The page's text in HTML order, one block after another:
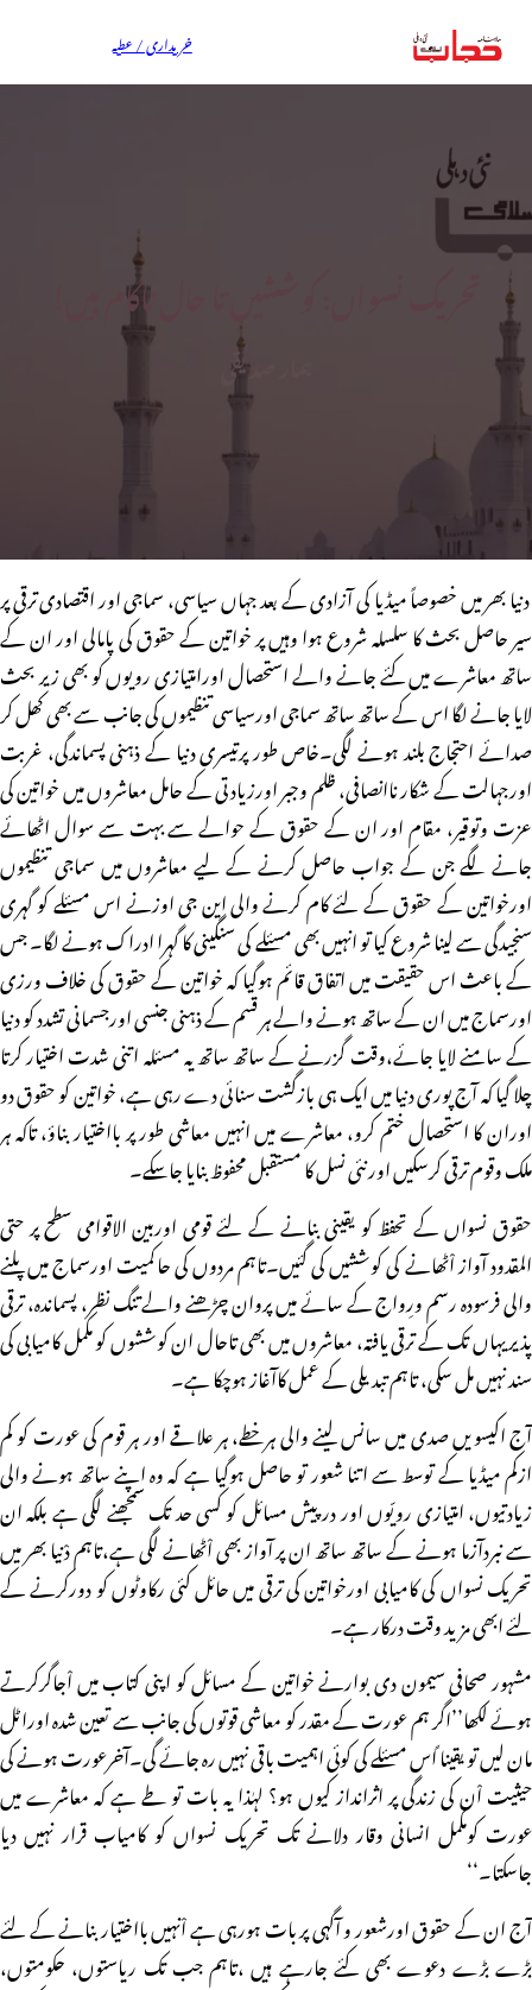
خریداری / عطیہ
تحریک نسواں: کوششیں تا حال ناکام ہیں!
ہمار صدیقی
دنیا بھر میں خصوصاً میڈیا کی آزادی کے بعد جہاں سیاسی، سماجی اور اقتصادی ترقی پر
سیر حاصل بحث کا سلسلہ شروع ہوا وہیں پر خواتین کے حقوق کی پامالی اور ان کے
ساتھ معاشرے میں کئے جانے والے استحصال اورامتیازی رویوں کو بھی زیر بحث
لایا جانے لگا اس کے ساتھ ساتھ سماجی اورسیاسی تنظیموں کی جانب سے بھی کھل کر
صدائے احتجاج بلند ہونے لگی۔خاص طور پرتیسری دنیا کے ذہنی پسماندگی، غربت
اورجہالت کے شکار ناانصافی، ظلم وجبر اورزیادتی کے حامل معاشروں میں خواتین کی
عزت وتوقیر، مقام اور ان کے حقوق کے حوالے سے بہت سے سوال اٹھائے
جانے لگے جن کے جواب حاصل کرنے کے لیے معاشروں میں سماجی تنظیموں
اورخواتین کے حقوق کے لئے کام کرنے والی این جی اوزنے اس مسئلے کو گہری
سنجیدگی سے لینا شروع کیا تو انہیں بھی مسئلے کی سنگینی کا گہرا ادراک ہونے لگا۔ جس
کے باعث اس حقیقت میں اتفاق قائم ہوگیا کہ خواتین کے حقوق کی خلاف ورزی
اورسماج میں ان کے ساتھ ہونے والے ہر قسم کے ذہنی جنسی اورجسمانی تشدد کو دنیا
کے سامنے لایا جائے،وقت گزرنے کے ساتھ ساتھ یہ مسئلہ اتنی شدت اختیار کرتا
چلا گیا کہ آج پوری دنیا میں ایک ہی بازگشت سنائی دے رہی ہے، خواتین کو حقوق دو
اوران کا استحصال ختم کرو، معاشرے میں انہیں معاشی طور پر بااختیار بناؤ، تاکہ ہر
ملک وقوم ترقی کرسکیں اورنئی نسل کا مستقبل محفوظ بنایا جاسکے۔
حقوق نسواں کے تحفظ کو یقینی بنانے کے لئے قومی اوربین الاقوامی سطح پر حتی
المقدود آواز اْٹھانے کی کوششیں کی گئیں۔تاہم مردوں کی حاکمیت اورسماج میں پلنے
والی فرسودہ رسم ورِواج کے سائے میں پروان چڑھنے والے تنگ نظر، پسماندہ، ترقی
پذیر یہاں تک کے ترقی یافتہ، معاشروں میں بھی تاحال ان کوششوں کو مکمل کامیابی کی
سند نہیں مل سکی، تاہم تبدیلی کے عمل کاآغاز ہوچکا ہے۔
آج اکیسویں صدی میں سانس لینے والی ہرخطے، ہر علاقے اور ہر قوم کی عورت کو کم
ازکم میڈیا کے توسط سے اتنا شعور تو حاصل ہوگیا ہے کہ وہ اپنے ساتھ ہونے والی
زیادتیوں، امتیازی رویّوں اور درپیش مسائل کو کسی حد تک سمجھنے لگی ہے بلکہ ان
سے نبردآزما ہونے کے ساتھ ساتھ ان پر آواز بھی اْٹھانے لگی ہے،تاہم دْنیا بھر میں
تحریک نسواں کی کامیابی اورخواتین کی ترقی میں حائل کئی رکاوٹوں کو دورکرنے کے
لئے ابھی مزید وقت درکار ہے۔
مشہور صحافی سیمون دی بوارنے خواتین کے مسائل کو اپنی کتاب میں اْجاگرکرتے
ہوئے لکھا’’اگر ہم عورت کے مقدر کو معاشی قوتوں کی جانب سے تعین شدہ اوراٹل
مان لیں تو یقینا ًاس مسئلے کی کوئی اہمیت باقی نہیں رہ جائے گی۔آخرعورت ہونے کی
حیثیت اْن کی زندگی پر اثرانداز کیوں ہو؟ لہٰذا یہ بات تو طے ہے کہ معاشرے میں
عورت کومکمل انسانی وقار دلانے تک تحریک نسواں کو کامیاب قرار نہیں دیا
جاسکتا۔‘‘
آج ان کے حقوق اورشعور و آگہی پر بات ہورہی ہے اْنہیں بااختیار بنانے کے لئے
بڑے بڑے دعوے بھی کئے جارہے ہیں ،تاہم جب تک ریاستوں، حکومتوں،